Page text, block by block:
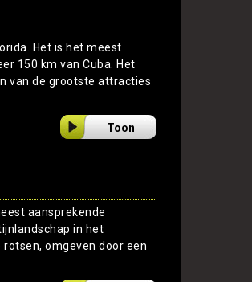
Het is het meest
150 km van Cuba. Het
van de grootste attracties
Toon
aansprekende
in het
omgeven door een